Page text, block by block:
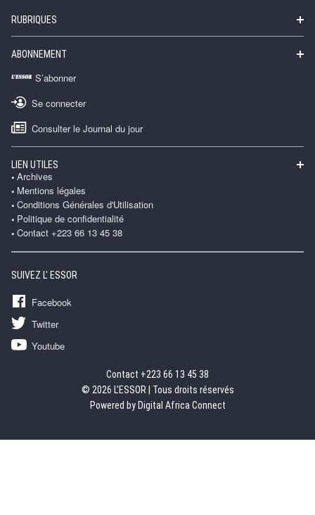
RUBRIQUES
ABONNEMENT
S’abonner
Se connecter
Consulter le Journal du jour
LIEN UTILES
Archives
Mentions légales
Conditions Générales d'Utilisation
Politique de confidentialité
Contact +223 66 13 45 38
SUIVEZ L' ESSOR
Facebook
Twitter
Youtube
Contact +223 66 13 45 38
© 2026 L'ESSOR | Tous droits réservés
Powered by Digital Africa Connect